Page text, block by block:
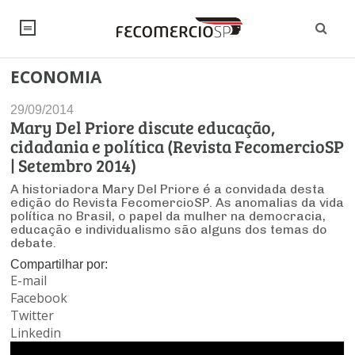
NOTÍCIAS
Editorial
Artigos
Institucional
Debates Fecomercio-SP
PROJETOS ESPECIAIS:
UM BRASIL
UM BRASIL
Economia
Pesquisas
Brasil
Modernização do Estado
Economia Digital
Inteligência Artificial
Legislação
Trabalho
Empresas
Arbitragem e Mediação
Reforma Tributária
Negócios
Varejo
Atacado
Serviços
Sustentabilidade
ESG
Últimas Notícias
SINDICATOS
PESQUISAS
FALE CONOSCO
INSTITUCIONAL
Sobre
Imprensa
Negociações Coletivas
CONSELHOS
Conselho de Turismo
Conselho de Emprego e Relações do Trabalho
EMPRESAS
ECONOMIA
29/09/2014
Mary Del Priore discute educação,
cidadania e política (Revista FecomercioSP
| Setembro 2014)
A historiadora Mary Del Priore é a convidada desta
edição do Revista FecomercioSP. As anomalias da vida
política no Brasil, o papel da mulher na democracia,
educação e individualismo são alguns dos temas do
debate.
Compartilhar por:
E-mail
Facebook
Twitter
Linkedin